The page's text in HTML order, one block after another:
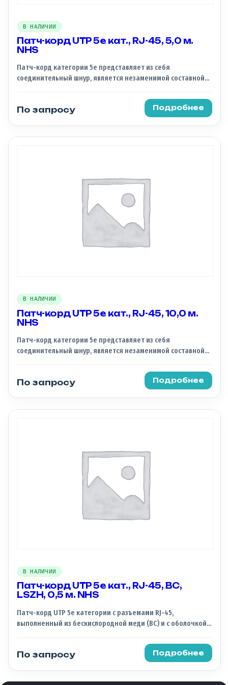
В НАЛИЧИИ
Патч-корд UTP 5e кат., RJ-45, 5,0 м.
NHS
Патч-корд категории 5e представляет из себя
соединительный шнур, является незаменимой составной
который обжат с обоих концов коннекторами и служит для
соединения устройств между собой.
По запросу Подробнее
В НАЛИЧИИ
Патч-корд UTP 5e кат., RJ-45, 10,0 м.
NHS
Патч-корд категории 5e представляет из себя
соединительный шнур, является незаменимой составной
который обжат с обоих концов коннекторами и служит для
соединения устройств между собой.
По запросу Подробнее
В НАЛИЧИИ
Патч-корд UTP 5e кат., RJ-45, BC,
LSZH, 0,5 м. NHS
Патч-корд UTP 5e категории с разъемами RJ-45,
выполненный из бескислородной меди (BC) и с оболочкой
представляет собой высококачественный сетевой кабель,
предназначенный для соединения сетевых устройств в
По запросу Подробнее